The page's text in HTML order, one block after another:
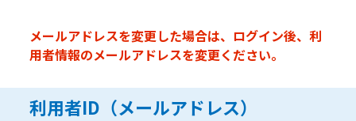
メールアドレスを変更した場合は、ログイン後、利
用者情報のメールアドレスを変更ください。
利用者ID（メールアドレス）